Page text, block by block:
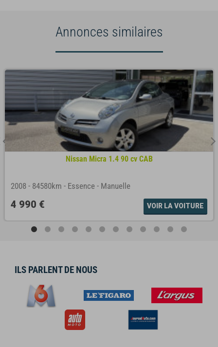
Annonces similaires
Nissan Micra 1.4 90 cv CAB
2008 - 84580km - Essence - Manuelle
4 990 € VOIR LA VOITURE
ILS PARLENT DE NOUS